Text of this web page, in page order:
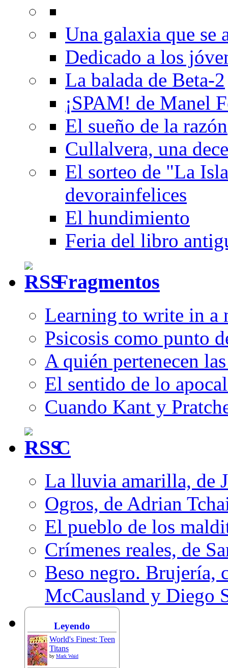
Una galaxia que se
Dedicado a los
La balada de Beta-2
¡SPAM! de Manel
El sueño de la razón
Cullalvera, una
El sorteo de "La
devorainfelices
El hundimiento
Feria del libro
Fragmentos
Learning to write in a
Psicosis como punto
A quién pertenecen
El sentido de lo
Cuando Kant y
C
La lluvia amarilla, de
Ogros, de Adrian
El pueblo de los
Crímenes reales, de
Beso negro. Brujería,
McCausland y Diego
Leyendo
World's Finest: Teen
Titans
by Mark Waid